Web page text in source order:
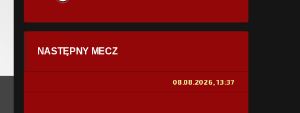
STATYSTYKI
0% 100%
NASTĘPNY MECZ
08.08.2026, 13:37